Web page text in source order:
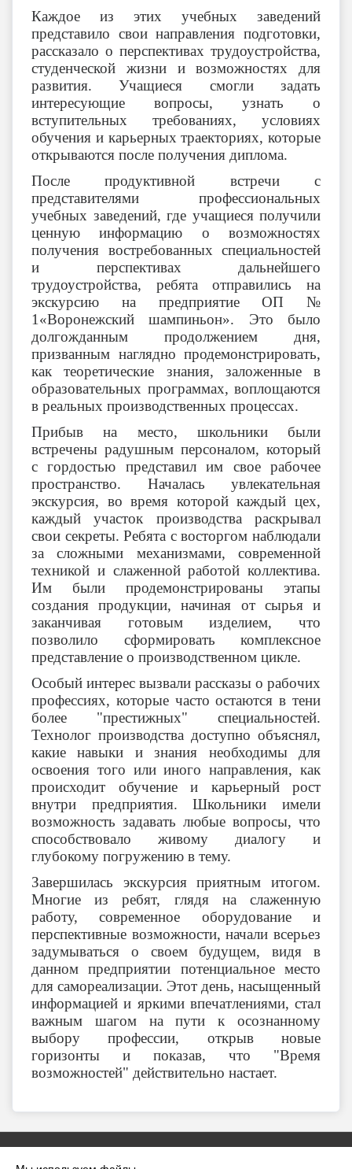
Каждое из этих учебных заведений
представило свои направления подготовки,
рассказало о перспективах трудоустройства,
студенческой жизни и возможностях для
развития. Учащиеся смогли задать
интересующие вопросы, узнать о
вступительных требованиях, условиях
обучения и карьерных траекториях, которые
открываются после получения диплома.
После продуктивной встречи с
представителями профессиональных
учебных заведений, где учащиеся получили
ценную информацию о возможностях
получения востребованных специальностей
и перспективах дальнейшего
трудоустройства, ребята отправились на
экскурсию на предприятие ОП №
1«Воронежский шампиньон». Это было
долгожданным продолжением дня,
призванным наглядно продемонстрировать,
как теоретические знания, заложенные в
образовательных программах, воплощаются
в реальных производственных процессах.
Прибыв на место, школьники были
встречены радушным персоналом, который
с гордостью представил им свое рабочее
пространство. Началась увлекательная
экскурсия, во время которой каждый цех,
каждый участок производства раскрывал
свои секреты. Ребята с восторгом наблюдали
за сложными механизмами, современной
техникой и слаженной работой коллектива.
Им были продемонстрированы этапы
создания продукции, начиная от сырья и
заканчивая готовым изделием, что
позволило сформировать комплексное
представление о производственном цикле.
Особый интерес вызвали рассказы о рабочих
профессиях, которые часто остаются в тени
более "престижных" специальностей.
Технолог производства доступно объяснял,
какие навыки и знания необходимы для
освоения того или иного направления, как
происходит обучение и карьерный рост
внутри предприятия. Школьники имели
возможность задавать любые вопросы, что
способствовало живому диалогу и
глубокому погружению в тему.
Завершилась экскурсия приятным итогом.
Многие из ребят, глядя на слаженную
работу, современное оборудование и
перспективные возможности, начали всерьез
задумываться о своем будущем, видя в
данном предприятии потенциальное место
для самореализации. Этот день, насыщенный
информацией и яркими впечатлениями, стал
важным шагом на пути к осознанному
выбору профессии, открыв новые
горизонты и показав, что "Время
возможностей" действительно настает.